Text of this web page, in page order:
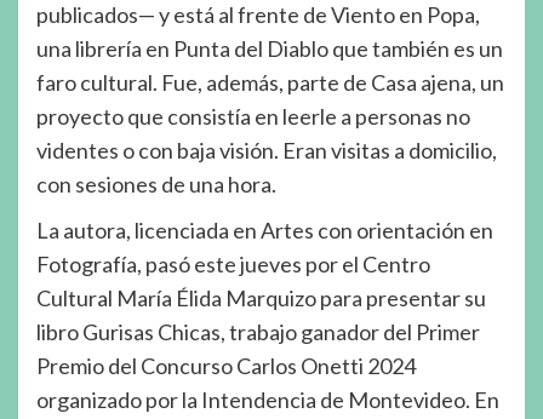
publicados— y está al frente de Viento en Popa,
una librería en Punta del Diablo que también es un
faro cultural. Fue, además, parte de Casa ajena, un
proyecto que consistía en leerle a personas no
videntes o con baja visión. Eran visitas a domicilio,
con sesiones de una hora.
La autora, licenciada en Artes con orientación en
Fotografía, pasó este jueves por el Centro
Cultural María Élida Marquizo para presentar su
libro Gurisas Chicas, trabajo ganador del Primer
Premio del Concurso Carlos Onetti 2024
organizado por la Intendencia de Montevideo. En